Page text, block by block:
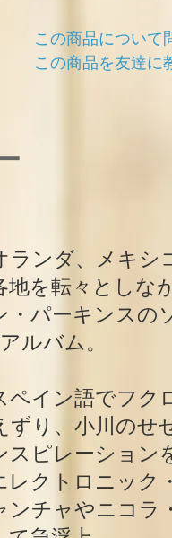
この商品について
この商品を友達に
ランダ、メキシ
地を転々としな
・パーキンスの
ルバム。
ペイン語でフク
ずり、小川のせ
スピレーション
レクトロニック
ンチャやニコラ